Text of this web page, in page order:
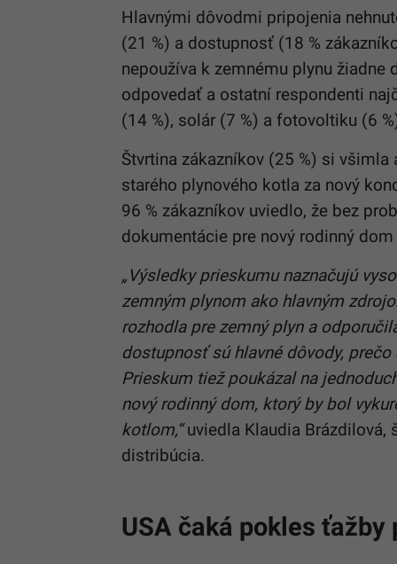
Hlavnými dôvodmi pripojenia
(21 %) a dostupnosť (18 %
nepoužíva k zemnému plynu žiadne
odpovedať a ostatní respondenti
(14 %), solár (7 %) a fotovoltiku (6
Štvrtina zákazníkov (25 %) si
starého plynového kotla za nový
96 % zákazníkov uviedlo, že bez
dokumentácie pre nový rodinný
„Výsledky prieskumu naznačujú
zemným plynom ako hlavným
rozhodla pre zemný plyn a
dostupnosť sú hlavné dôvody,
Prieskum tiež poukázal na
nový rodinný dom, ktorý by bol
kotlom,“uviedla Klaudia
distribúcia.
USA čaká pokles ťažby